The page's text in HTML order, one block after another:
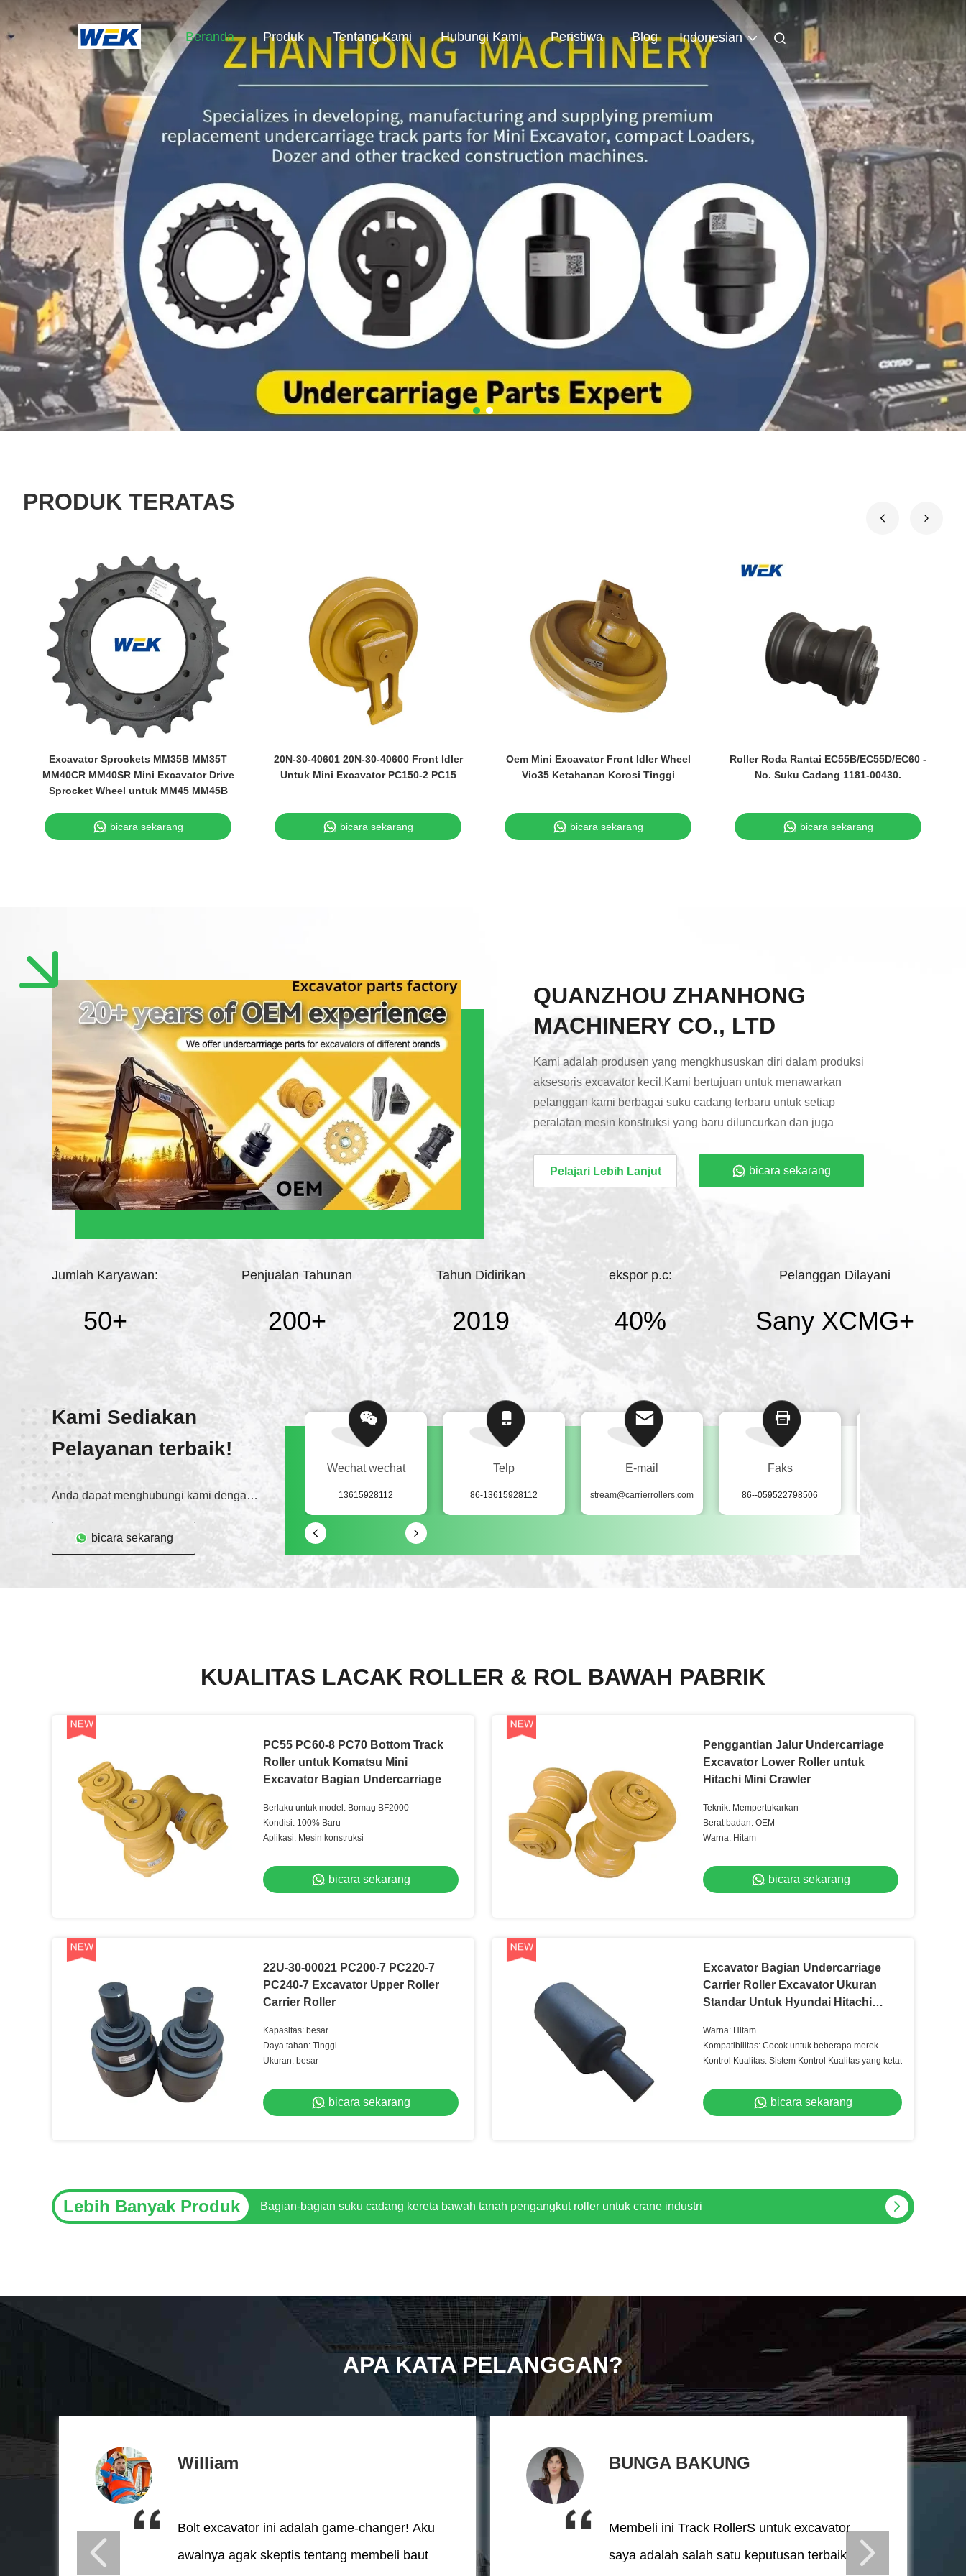
Beranda Produk Tentang Kami Hubungi Kami Peristiwa Blog Indonesian
PRODUK TERATAS
Excavator Sprockets MM35B MM35T
MM40CR MM40SR Mini Excavator Drive
Sprocket Wheel untuk MM45 MM45B
bicara sekarang
20N-30-40601 20N-30-40600 Front Idler
Untuk Mini Excavator PC150-2 PC15
bicara sekarang
Oem Mini Excavator Front Idler Wheel
Vio35 Ketahanan Korosi Tinggi
bicara sekarang
Roller Roda Rantai EC55B/EC55D/EC60 -
No. Suku Cadang 1181-00430.
bicara sekarang
QUANZHOU ZHANHONG
MACHINERY CO., LTD
Kami adalah produsen yang mengkhususkan diri dalam produksi
aksesoris excavator kecil.Kami bertujuan untuk menawarkan
pelanggan kami berbagai suku cadang terbaru untuk setiap
peralatan mesin konstruksi yang baru diluncurkan dan juga
untuk model yang tidak diproduksi juga.Jadi kami tahu persis
arah yang harus diambil ketika menyediakan Anda dengan
menawarkan semua ini sambil menyediakan layanan pelanggan
yang sangat baik dan dukungan yang ramah...
Pelajari Lebih Lanjut bicara sekarang
Jumlah Karyawan:
50+
Penjualan Tahunan
200+
Tahun Didirikan
2019
ekspor p.c:
40%
Pelanggan Dilayani
Sany XCMG+
Kami Sediakan
Pelayanan terbaik!
Anda dapat menghubungi kami dengan berbagai cara
bicara sekarang
Wechat wechat
13615928112
Telp
86-13615928112
E-mail
stream@carrierrollers.com
Faks
86--059522798506
KUALITAS LACAK ROLLER & ROL BAWAH PABRIK
PC55 PC60-8 PC70 Bottom Track
Roller untuk Komatsu Mini
Excavator Bagian Undercarriage
Berlaku untuk model: Bomag BF2000
Kondisi: 100% Baru
Aplikasi: Mesin konstruksi
bicara sekarang
Penggantian Jalur Undercarriage
Excavator Lower Roller untuk
Hitachi Mini Crawler
Teknik: Mempertukarkan
Berat badan: OEM
Warna: Hitam
bicara sekarang
22U-30-00021 PC200-7 PC220-7
PC240-7 Excavator Upper Roller
Carrier Roller
Kapasitas: besar
Daya tahan: Tinggi
Ukuran: besar
bicara sekarang
Excavator Bagian Undercarriage
Carrier Roller Excavator Ukuran
Standar Untuk Hyundai Hitachi
Warna: Hitam
Kompatibilitas: Cocok untuk beberapa merek
Kontrol Kualitas: Sistem Kontrol Kualitas yang ketat
bicara sekarang
Lebih Banyak Produk U20 U20-3 Chain Sprocket Mini Excavator Sprocket Undercarriage untuk Kubota
APA KATA PELANGGAN?
William
Bolt excavator ini adalah game-changer! Aku
awalnya agak skeptis tentang membeli baut
BUNGA BAKUNG
Membeli ini Track RollerS untuk excavator
saya adalah salah satu keputusan terbaik